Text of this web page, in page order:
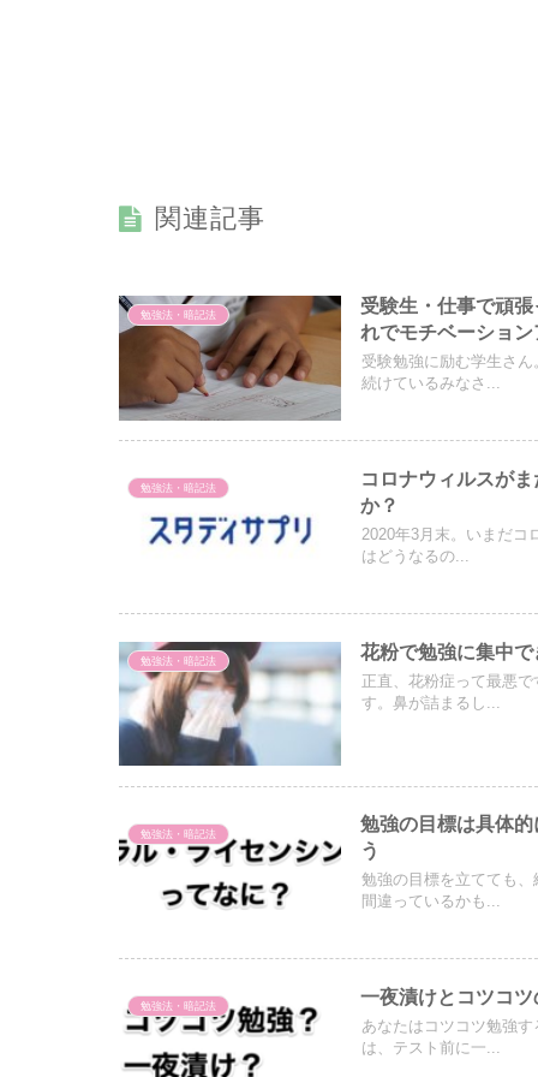
関連記事
勉強法・暗記法
受験生・仕事で頑
れでモチベーショ
受験勉強に励む学生さ
続けているみなさ...
勉強法・暗記法
コロナウィルスが
か？
2020年3月末。いまだコ
はどうなるの...
勉強法・暗記法 花粉で勉強に集中
正直、花粉症って最悪
す。鼻が詰まるし...
勉強法・暗記法
勉強の目標は具体
う
勉強の目標を立てても
間違っているかも...
勉強法・暗記法 一夜漬けとコツコ
あなたはコツコツ勉強
は、テスト前に一...